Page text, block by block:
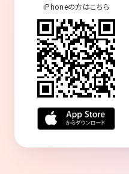
iPhoneの方はこちら